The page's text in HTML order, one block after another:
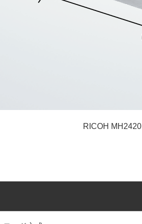
RICOH MH2420